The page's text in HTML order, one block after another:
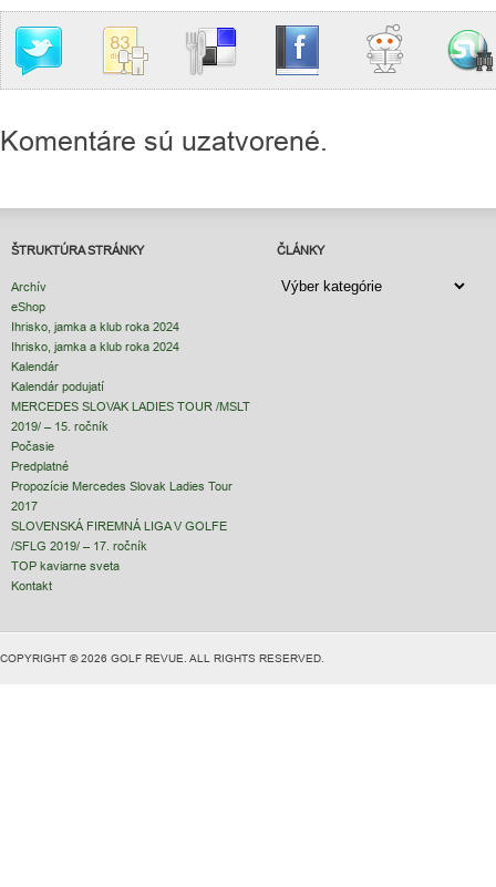
Komentáre sú uzatvorené.
ŠTRUKTÚRA STRÁNKY
Archív
eShop
Ihrisko, jamka a klub roka 2024
Ihrisko, jamka a klub roka 2024
Kalendár
Kalendár podujatí
MERCEDES SLOVAK LADIES TOUR /MSLT
2019/ – 15. ročník
Počasie
Predplatné
Propozície Mercedes Slovak Ladies Tour
2017
SLOVENSKÁ FIREMNÁ LIGA V GOLFE
/SFLG 2019/ – 17. ročník
TOP kaviarne sveta
Kontakt
ČLÁNKY
ČLÁNKY
COPYRIGHT © 2026 GOLF REVUE. ALL RIGHTS RESERVED.